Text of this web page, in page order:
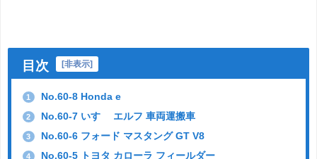
目次 [非表示]
1 No.60-8 Honda e
2 No.60-7 いすゞ エルフ 車両運搬車
3 No.60-6 フォード マスタング GT V8
4 No.60-5 トヨタ カローラ フィールダー